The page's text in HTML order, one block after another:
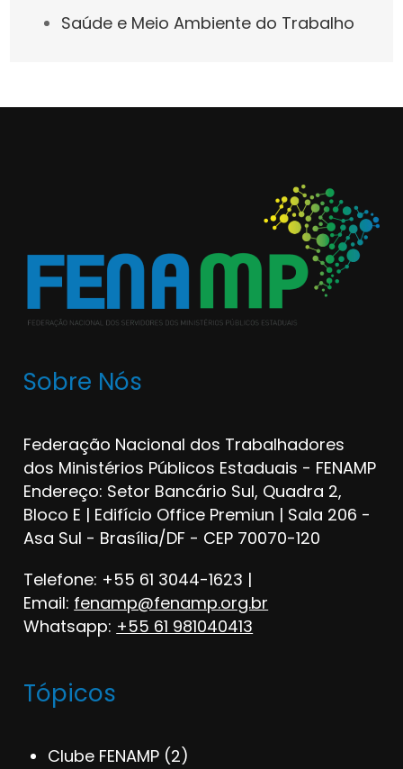
Saúde e Meio Ambiente do Trabalho
Sobre Nós
Federação Nacional dos Trabalhadores
dos Ministérios Públicos Estaduais - FENAMP
Endereço: Setor Bancário Sul, Quadra 2,
Bloco E | Edifício Office Premiun | Sala 206 -
Asa Sul - Brasília/DF - CEP 70070-120
Telefone: +55 61 3044-1623 |
Email: fenamp@fenamp.org.br
Whatsapp: +55 61 981040413
Tópicos
Clube FENAMP (2)